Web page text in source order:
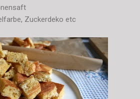
Zuckerdeko etc